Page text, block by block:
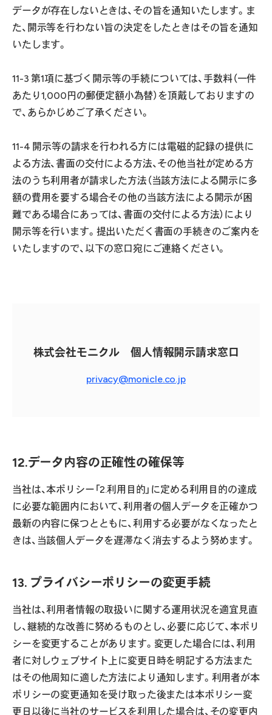
データが存在しないときは、その旨を通知いたします。ま
た、開示等を行わない旨の決定をしたときはその旨を通知
いたします。
11-3 第1項に基づく開示等の手続については、手数料（一件
あたり1,000円の郵便定額小為替）を頂戴しておりますの
で、あらかじめご了承ください。
11-4 開示等の請求を行われる方には電磁的記録の提供に
よる方法、書面の交付による方法、その他当社が定める方
法のうち利用者が請求した方法（当該方法による開示に多
額の費用を要する場合その他の当該方法による開示が困
難である場合にあっては、書面の交付による方法）により
開示等を行います。提出いただく書面の手続きのご案内を
いたしますので、以下の窓口宛にご連絡ください。
株式会社モニクル 個人情報開示請求窓口
privacy@monicle.co.jp
12.データ内容の正確性の確保等
当社は、本ポリシー「2.利用目的」に定める利用目的の達成
に必要な範囲内において、利用者の個人データを正確かつ
最新の内容に保つとともに、利用する必要がなくなったと
きは、当該個人データを遅滞なく消去するよう努めます。
13. プライバシーポリシーの変更手続
当社は、利用者情報の取扱いに関する運用状況を適宜見直
し、継続的な改善に努めるものとし、必要に応じて、本ポリ
シーを変更することがあります。変更した場合には、利用
者に対しウェブサイト上に変更日時を明記する方法また
はその他周知に適した方法により通知します。利用者が本
ポリシーの変更通知を受け取った後または本ポリシー変
更日以後に当社のサービスを利用した場合は、その変更内